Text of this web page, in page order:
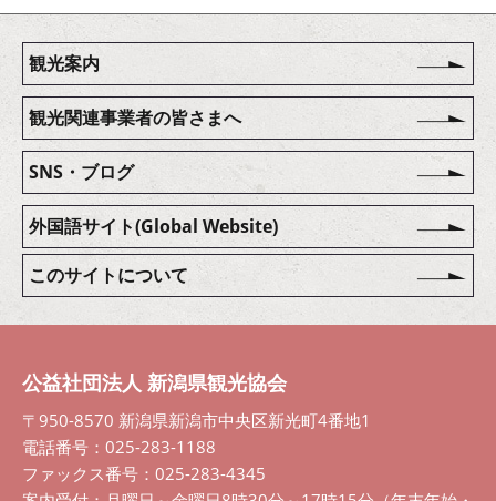
観光案内
観光関連事業者の皆さまへ
SNS・ブログ
外国語サイト(Global Website)
このサイトについて
公益社団法人 新潟県観光協会
〒950-8570 新潟県新潟市中央区新光町4番地1
電話番号：025-283-1188
ファックス番号：025-283-4345